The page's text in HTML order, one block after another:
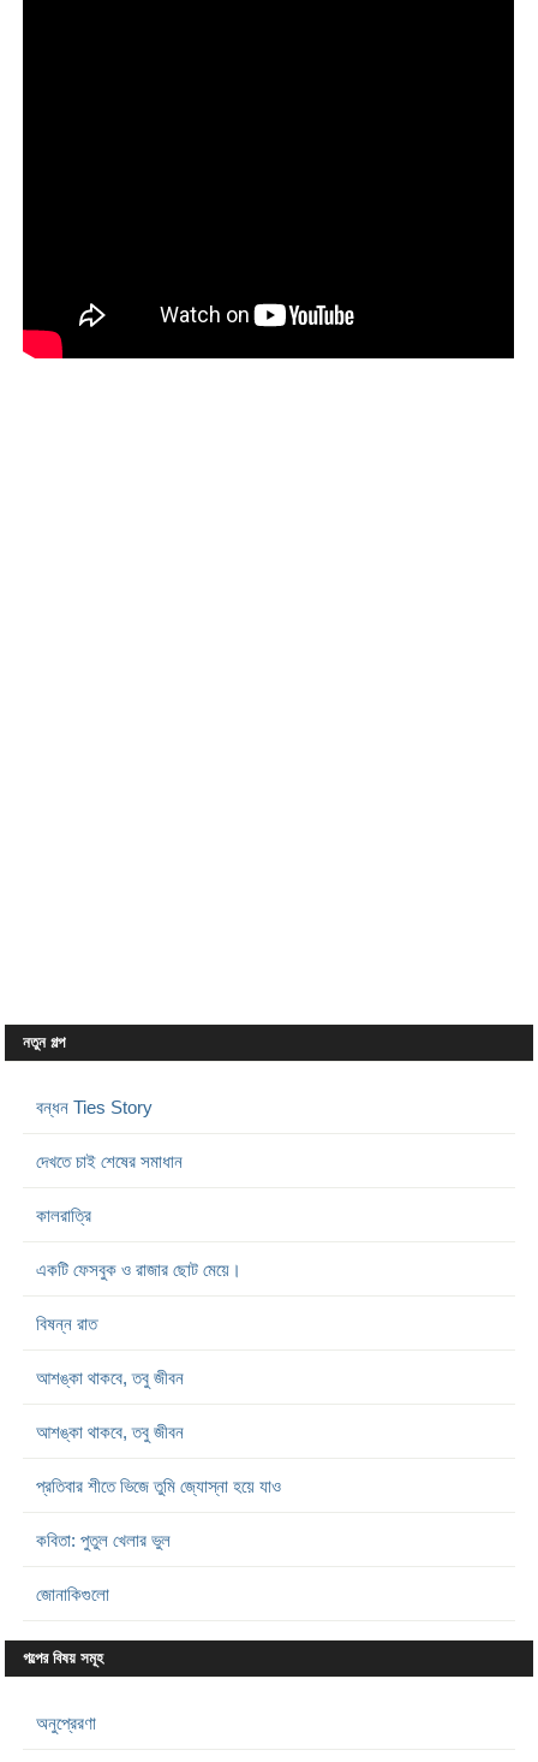
নতুন গল্প
বন্ধন Ties Story
দেখতে চাই শেষের সমাধান
কালরাত্রি
একটি ফেসবুক ও রাজার ছোট মেয়ে।
বিষন্ন রাত
আশঙ্কা থাকবে, তবু জীবন
আশঙ্কা থাকবে, তবু জীবন
প্রতিবার শীতে ভিজে তুমি জ্যোস্না হয়ে যাও
কবিতা: পুতুল খেলার ভুল
জোনাকিগুলো
গল্পের বিষয় সমূহ
অনুপ্রেরণা